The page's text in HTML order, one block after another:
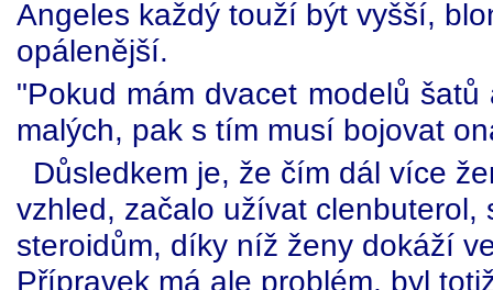
Angeles každý touží být vyšší,
opálenější.
"Pokud mám dvacet modelů
malých, pak s tím musí bojovat
Důsledkem je, že čím dál více
vzhled, začalo užívat clenbuterol,
steroidům, díky níž ženy dokáží
Přípravek má ale problém, byl